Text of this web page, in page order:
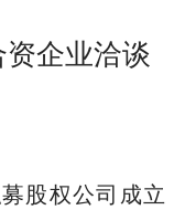
企业洽谈
股权公司成立